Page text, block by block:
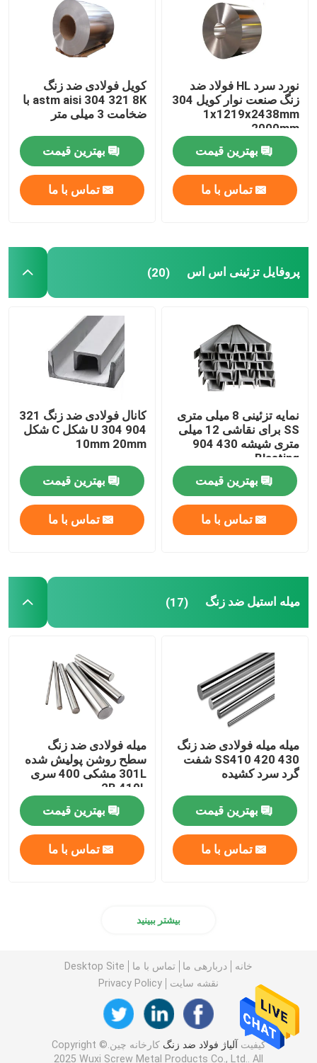
ورق آلومینیوم
میله آلومینیوم
نورد سرد HL فولاد ضد
زنگ صنعت نوار کویل 304
1x1219x2438mm
2000mm
بهترین قیمت
تماس با ما
کویل فولادی ضد زنگ
astm aisi 304 321 8K با
ضخامت 3 میلی متر
بهترین قیمت
تماس با ما
پروفایل تزئینی اس اس (20)
نمایه تزئینی 8 میلی متری
SS برای نقاشی 12 میلی
متری شیشه 430 904
Blasting
بهترین قیمت
تماس با ما
کانال فولادی ضد زنگ 321
904 304 U شکل C شکل
10mm 20mm
بهترین قیمت
تماس با ما
میله استیل ضد زنگ (17)
میله میله فولادی ضد زنگ
SS410 420 430 شفت
گرد سرد کشیده
بهترین قیمت
تماس با ما
میله فولادی ضد زنگ
سطح روشن پولیش شده
301L مشکی 400 سری
2B 410L
بهترین قیمت
تماس با ما
بیشتر ببینید
خانه دربارهی ما تماس با ما
Desktop Site
نقشه سایت
Privacy Policy
کیفیت آلیاژ فولاد ضد زنگ
کارخانه چین.Copyright ©
2025 Wuxi Screw Metal Products Co., Ltd.. All